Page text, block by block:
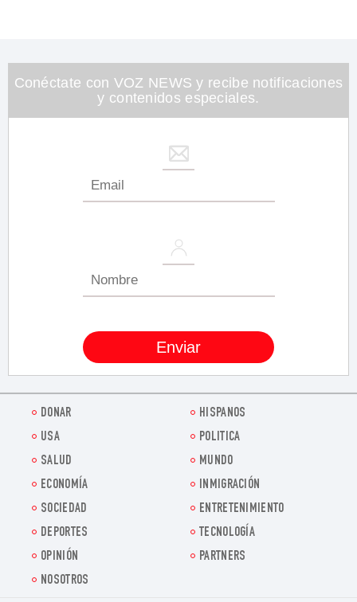
Conéctate con VOZ NEWS y recibe notificaciones
y contenidos especiales.
DONAR
HISPANOS
USA
POLITICA
SALUD
MUNDO
ECONOMÍA
INMIGRACIÓN
SOCIEDAD
ENTRETENIMIENTO
DEPORTES
TECNOLOGÍA
OPINIÓN
PARTNERS
NOSOTROS